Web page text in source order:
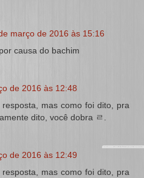
março de 2016 às 15:16
causa do bachim
de 2016 às 12:48
mas como foi dito, pra
dito, você dobra ㄹ.
de 2016 às 12:49
mas como foi dito, pra